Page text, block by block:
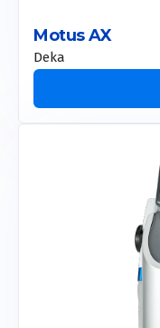
Motus AX
Deka